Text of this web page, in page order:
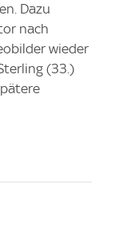
Dazu
nach
wieder
(33.)